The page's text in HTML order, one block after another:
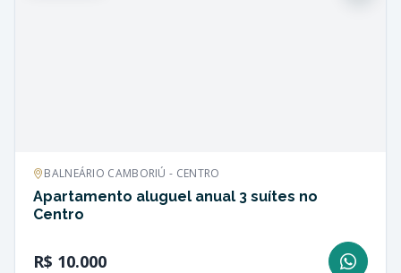
BALNEÁRIO CAMBORIÚ - CENTRO
Apartamento aluguel anual 3 suítes no
Centro
R$ 10.000